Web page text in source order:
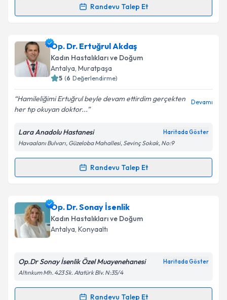
kapsamda işlenmesini kabul ediyorum.
Randevu Talep Et
Randevu Takvimi Talebi
Op. Dr. Funda Erdoğaniçin randevu takvimi talebi
oluşturun. Size bu uzmandan randevu almanız için bir
takvim hazırlandığında e-posta ile bilgilendireceğiz.
Kişisel verilerimin işlenmesine ilişkin
Aydınlatma
Metni'ni okudum ve kişisel verilerimin belirtilen
kapsamda işlenmesini kabul ediyorum.
Op. Dr. Ertuğrul Akdaş
Kadın Hastalıkları ve Doğum
Antalya, Muratpaşa
5 (6 Değerlendirme)
Hamileliğimi Ertuğrul beyle devam ettirdim gerçekten
her tıp okuyan doktor...
Devamı
Lara Anadolu Hastanesi Haritada Göster
Havaalanı Bulvarı, Güzeloba Mahallesi, Sevinç Sokak, No:9
Randevu Talep Et
Randevu Takvimi Talebi
Op. Dr. Ertuğrul Akdaşiçin randevu takvimi talebi
oluşturun. Size bu uzmandan randevu almanız için bir
takvim hazırlandığında e-posta ile bilgilendireceğiz.
Kişisel verilerimin işlenmesine ilişkin
Op. Dr. Sonay İsenlik
Kadın Hastalıkları ve Doğum
Antalya, Konyaaltı
Op.Dr Sonay İsenlik Özel Muayenehanesi Haritada Göster
Altınkum Mh. 423 Sk. Atatürk Blv. N:35/4
Randevu Talep Et